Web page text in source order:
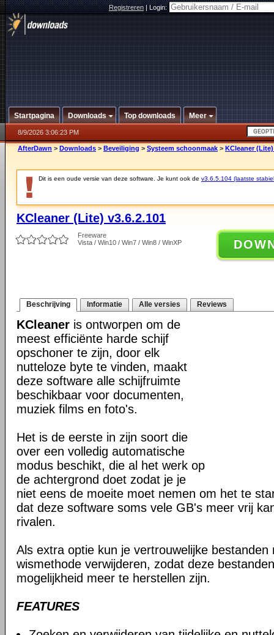
Registreren|Login:
Startpagina Downloads Top downloads Meer
8/9/2026 3:06:23 PM
AfterDawn > Downloads > Beveiliging > Systeem schoonmaak > KCleaner (Lite)
Dit is een oude versie van deze software. Je kunt ook de v3.6.5.104 (laatste
KCleaner (Lite) v3.6.2.101
Freeware
Vista / Win10 / Win7 / Win8 / WinXP
Beschrijving Informatie Alle versies Reviews
KCleaner is ontworpen om de
meest efficiënte harde schijf
opschoner te zijn, door elk
nutteloze byte te vinden, maakt
deze software alle schijfruimte
beschikbaar voor documenten,
muziek films en foto's.
Het is de eerste in zijn soort die
over een volledig automatische
modus beschikt, die al het werk op
de achtergrond doet zodat je je
niet eens de moeite moet nemen om het te
dat deze software soms vele GB's meer vrij
rivalen.
Als extra optie kun je vertrouwelijke bestanden
wismethode verwijderen, zodat deze
mogelijkheid meer te herstellen zijn.
FEATURES